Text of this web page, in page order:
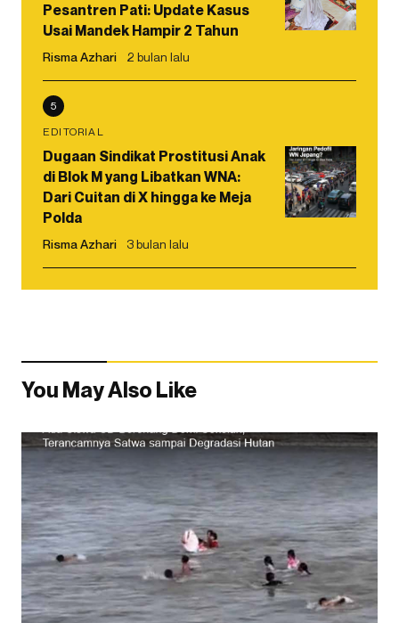
Pesantren Pati: Update Kasus
Usai Mandek Hampir 2 Tahun
Risma Azhari 2 bulan lalu
5
EDITORIAL
Dugaan Sindikat Prostitusi Anak
di Blok M yang Libatkan WNA:
Dari Cuitan di X hingga ke Meja
Polda
Risma Azhari 3 bulan lalu
You May Also Like